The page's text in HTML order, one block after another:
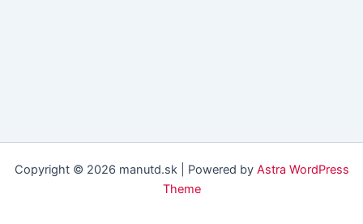
Copyright © 2026 manutd.sk | Powered by Astra WordPress
Theme